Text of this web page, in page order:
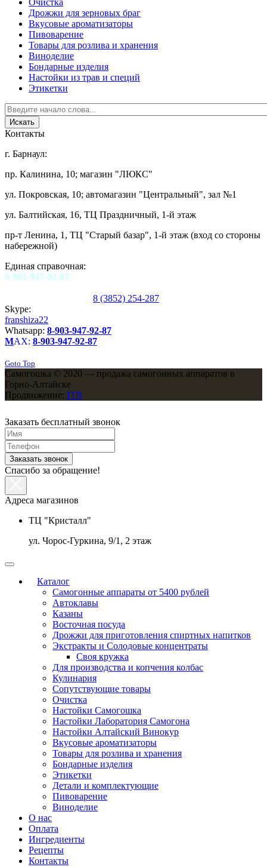
Очистка
Дрожжи для зерновых браг
Вкусовые ароматизаторы
Пивоварение
Товары для розлива и хранения
Виноделие
Бондарные изделия
Настойки из трав и специй
Этикетки
Контакты
г. Барнаул:
пр. Калинина, 10; магазин "ЛЮКС"
ул. Покровская, 10; автомагазин "Центральный", зал №1
ул. Балтийская, 16, ТЦ Праздничный, 1-й этаж
пр-т Ленина, 1, ТЦ "Старый базар", 1-й этаж (вход со стороны
набережной)
Единая справочная:
8-903-947-92-87
8 (3852) 254-287
Skype:
franshiza22
Whatsapp: 8-903-947-92-87
MAX: 8-903-947-92-87
Goto Top
Самогошка © 2020 — продажа самогонных аппаратов в
Горно-Алтайске
Продвижение: ITB
Заказать бесплатный звонок
Заказать звонок
Спасибо за обращение!
Адреса магазинов
ТЦ "Кристалл"
ул. Чорос-Гуркина, 9/1, 2 этаж
Каталог
Самогонные аппараты от 5400 рублей
Автоклавы
Казаны
Восточная посуда
Дрожжи для приготовления спиртных напитков
Экстракты и Солодовые концентраты
Своя кружка
Для производства и копчения колбас
Кулинария
Сопутствующие товары
Очистка
Настойки Самогошка
Настойки Лаборатория Самогона
Настойки Алтайский Винокур
Вкусовые ароматизаторы
Товары для розлива и хранения
Бондарные изделия
Этикетки
Детали и комплектующие
Пивоварение
Виноделие
О нас
Оплата
Ингредиенты
Рецепты
Контакты